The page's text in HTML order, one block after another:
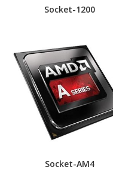
Socket-1200
Socket-AM4